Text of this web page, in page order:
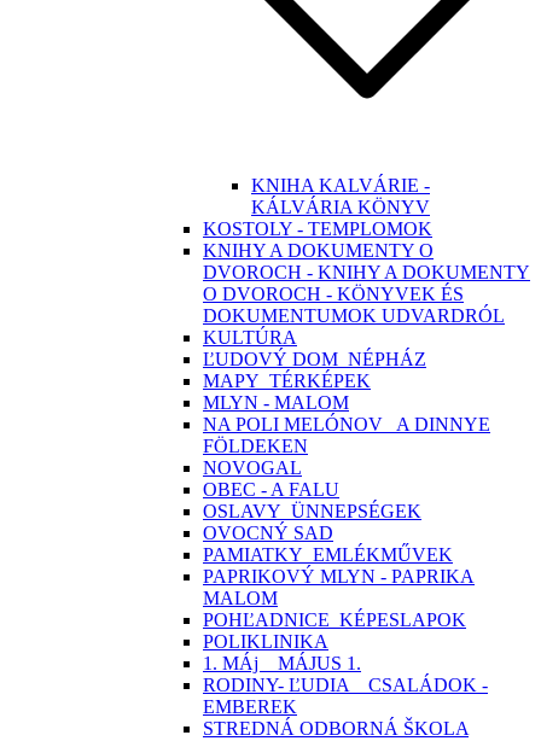
KNIHA KALVÁRIE -
KÁLVÁRIA KÖNYV
KOSTOLY - TEMPLOMOK
KNIHY A DOKUMENTY O
DVOROCH - KNIHY A DOKUMENTY
O DVOROCH - KÖNYVEK ÉS
DOKUMENTUMOK UDVARDRÓL
KULTÚRA
ĽUDOVÝ DOM_NÉPHÁZ
MAPY_TÉRKÉPEK
MLYN - MALOM
NA POLI MELÓNOV_ A DINNYE
FÖLDEKEN
NOVOGAL
OBEC - A FALU
OSLAVY_ÜNNEPSÉGEK
OVOCNÝ SAD
PAMIATKY_EMLÉKMŰVEK
PAPRIKOVÝ MLYN - PAPRIKA
MALOM
POHĽADNICE_KÉPESLAPOK
POLIKLINIKA
1. MÁj _ MÁJUS 1.
RODINY- ĽUDIA _ CSALÁDOK -
EMBEREK
STREDNÁ ODBORNÁ ŠKOLA